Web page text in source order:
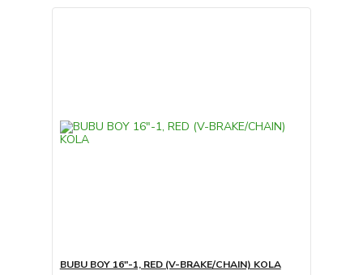
BUBU BOY 16"-1, RED (V-BRAKE/CHAIN) KOLA